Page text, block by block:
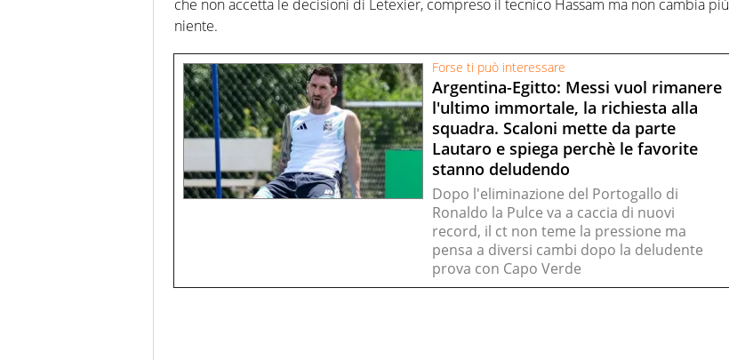
che non accetta le decisioni di Letexier, compreso il tecnico Hassam ma non cambia più
niente.
Forse ti può interessare
Argentina-Egitto: Messi vuol rimanere
l'ultimo immortale, la richiesta alla
squadra. Scaloni mette da parte
Lautaro e spiega perchè le favorite
stanno deludendo
Dopo l'eliminazione del Portogallo di
Ronaldo la Pulce va a caccia di nuovi
record, il ct non teme la pressione ma
pensa a diversi cambi dopo la deludente
prova con Capo Verde